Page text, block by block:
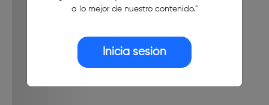
a lo mejor de nuestro contenido."
Inicia sesión